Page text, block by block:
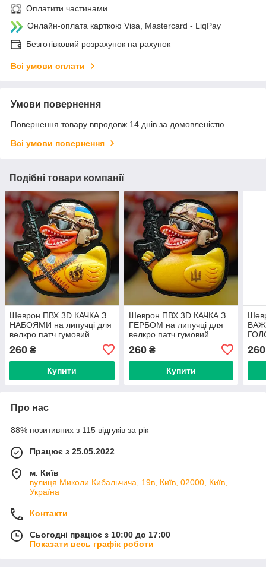
Оплатити частинами
Онлайн-оплата карткою Visa, Mastercard - LiqPay
Безготівковий розрахунок на рахунок
Всі умови оплати
Умови повернення
Повернення товару впродовж 14 днів за домовленістю
Всі умови повернення
Подібні товари компанії
Шеврон ПВХ 3D КАЧКА З
НАБОЯМИ на липучці для
велкро патч гумовий
260 ₴
Купити
Шеврон ПВХ 3D КАЧКА З
ГЕРБОМ на липучці для
велкро патч гумовий
260₴
Купити
260
Про нас
88% позитивних з 115 відгуків за рік
Працює з 25.05.2022
м. Київ
вулиця Миколи Кибальчича, 19в, Київ, 02000, Київ,
Україна
Контакти
Сьогодні працює з 10:00 до 17:00
Показати весь графік роботи